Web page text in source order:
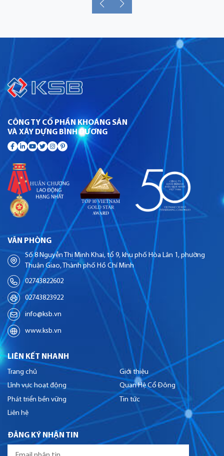
CÔNG TY CỔ PHẦN KHOÁNG SẢN
VÀ XÂY DỰNG BÌNH DƯƠNG
VĂN PHÒNG
Số 8 Nguyễn Thị Minh Khai, tổ 9, khu phố Hòa Lân 1, phường
Thuận Giao, Thành phố Hồ Chí Minh
02743822602
02743823922
info@ksb.vn
www.ksb.vn
LIÊN KẾT NHANH
Trang chủ
Giới thiệu
Lĩnh vực hoạt động
Quan Hệ Cổ Đông
Phát triển bền vững
Tin tức
Liên hệ
ĐĂNG KÝ NHẬN TIN